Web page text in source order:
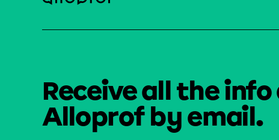
Receive all the
Alloprof by email.